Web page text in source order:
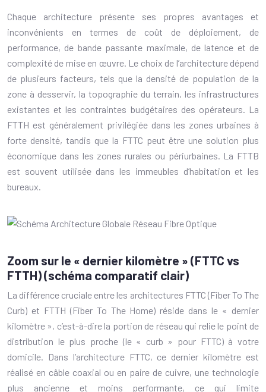
Chaque architecture présente ses propres avantages et
inconvénients en termes de coût de déploiement, de
performance, de bande passante maximale, de latence et de
complexité de mise en œuvre. Le choix de l’architecture dépend
de plusieurs facteurs, tels que la densité de population de la
zone à desservir, la topographie du terrain, les infrastructures
existantes et les contraintes budgétaires des opérateurs. La
FTTH est généralement privilégiée dans les zones urbaines à
forte densité, tandis que la FTTC peut être une solution plus
économique dans les zones rurales ou périurbaines. La FTTB
est souvent utilisée dans les immeubles d’habitation et les
bureaux.
Zoom sur le « dernier kilomètre » (FTTC vs
FTTH) (schéma comparatif clair)
La différence cruciale entre les architectures FTTC (Fiber To The
Curb) et FTTH (Fiber To The Home) réside dans le « dernier
kilomètre », c’est-à-dire la portion de réseau qui relie le point de
distribution le plus proche (le « curb » pour FTTC) à votre
domicile. Dans l’architecture FTTC, ce dernier kilomètre est
réalisé en câble coaxial ou en paire de cuivre, une technologie
plus ancienne et moins performante, ce qui limite